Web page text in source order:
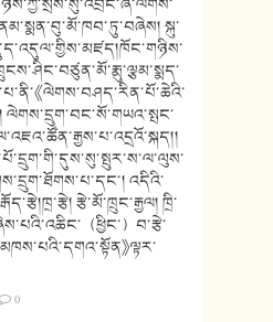
སྐུ་
《ལེགས་བཤད་རིན་པོ་ཆེའི་
འདིའི་
རྩེ་མོ་ཁྲུང་རྒྱལ། ཁྲི་
（ཕྱིང་）བ་རྩེ་
》ལྟར་
0